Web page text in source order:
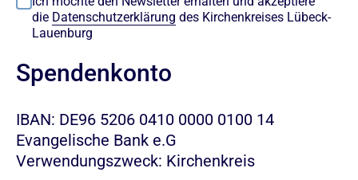
die Datenschutzerklärung des Kirchenkreises Lübeck-
Lauenburg
Spendenkonto
IBAN: DE96 5206 0410 0000 0100 14
Evangelische Bank e.G
Verwendungszweck: Kirchenkreis